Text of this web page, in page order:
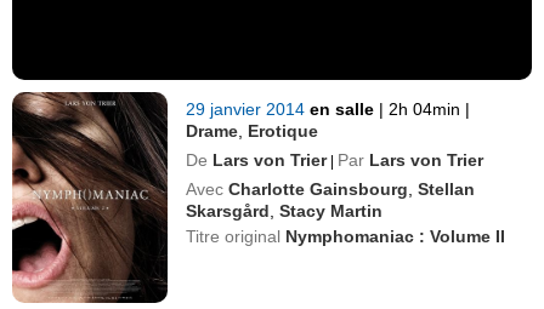
29 janvier 2014en salle | 2h 04min |
Drame Erotique
De Lars von Trier | Par Lars von Trier
Avec Charlotte Gainsbourg ,Stellan
Skarsgård ,Stacy Martin
Titre original Nymphomaniac : Volume II